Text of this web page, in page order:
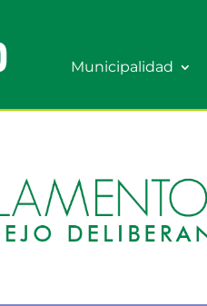
Municipalidad